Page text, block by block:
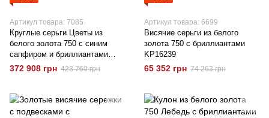
Артикул товара: 7085
Круглые серьги Цветы из
белого золота 750 с синим
сапфиром и бриллиантами
KP21017
372 908 грн 423 760 грн
Артикул товара: 6699
Висячие серьги из белого
золота 750 с бриллиантами
KP16239
65 352 грн 74 263 грн